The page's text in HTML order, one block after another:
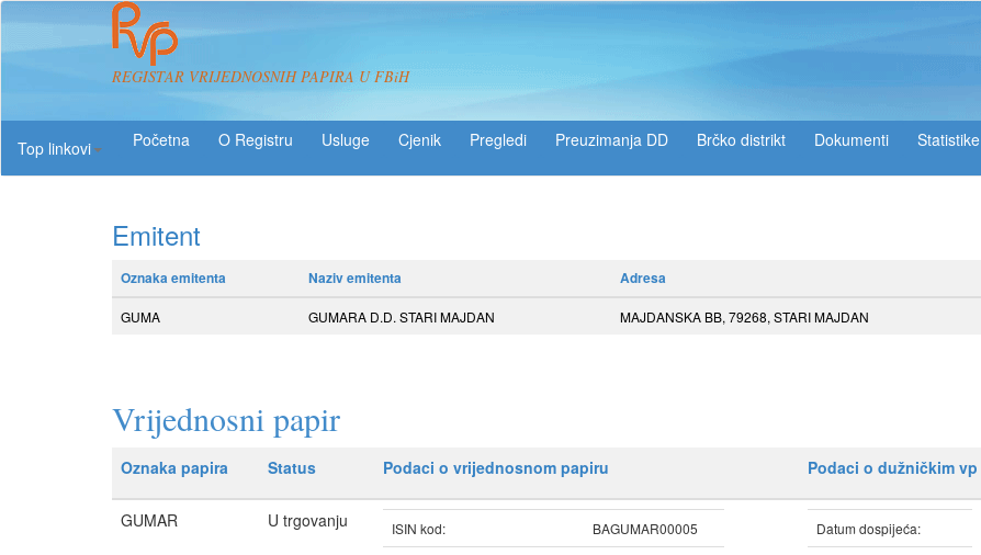
REGISTAR VRIJEDNOSNIH PAPIRA U FBiH
Top linkovi
O Registru Usluge Pregledi Preuzimanja DD Brčko distrikt Dokumenti Statistike
Emitent
Oznaka emitenta Naziv emitenta Adresa
GUMA GUMARA D.D. STARI MAJDAN MAJDANSKA BB, 79268, STARI MAJDAN
Vrijednosni papir
Oznaka papira Status Podaci o vrijednosnom papiru Podaci o dužničkim vp
GUMAR U trgovanju ISIN kod:
BAGUMAR00005
Datum dospijeća: